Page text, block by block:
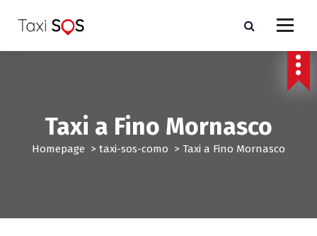
a
Taxi a Fino Mornasco
Homepage > taxi-sos-como > Taxi a Fino Mornasco